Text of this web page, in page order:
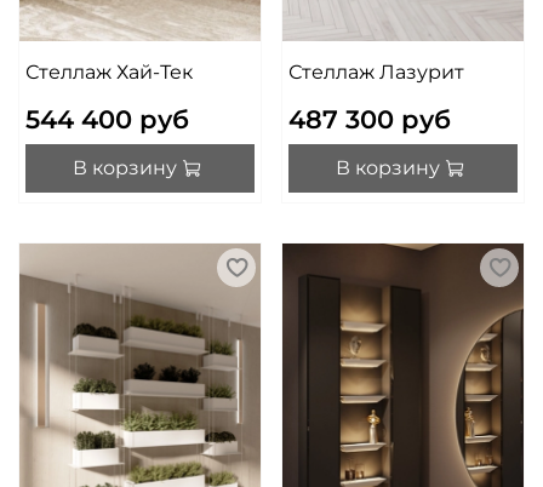
Стеллаж Хай-Тек
544 400 руб
В корзину
Стеллаж Лазурит
487 300 руб
В корзину